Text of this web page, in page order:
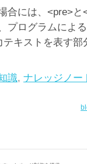
合には、<pre>と
プログラムによ
キストを表す部
識, ナレッジノー